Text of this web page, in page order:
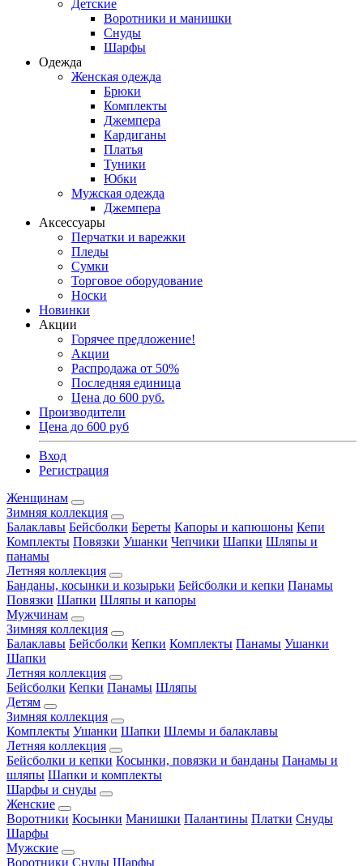
Детские
Воротники и манишки
Снуды
Шарфы
Одежда
Женская одежда
Брюки
Комплекты
Джемпера
Кардиганы
Платья
Туники
Юбки
Мужская одежда
Джемпера
Аксессуары
Перчатки и варежки
Пледы
Сумки
Торговое оборудование
Носки
Новинки
Акции
Горячее предложение!
Акции
Распродажа от 50%
Последняя единица
Цена до 600 руб.
Производители
Цена до 600 руб
Вход
Регистрация
Женщинам
Зимняя коллекция
Балаклавы Бейсболки Береты Капоры и капюшоны Кепи
Комплекты Повязки Ушанки Чепчики Шапки Шляпы и
панамы
Летняя коллекция
Банданы, косынки и козырьки Бейсболки и кепки Панамы
Повязки Шапки Шляпы и капоры
Мужчинам
Зимняя коллекция
Балаклавы Бейсболки Кепки Комплекты Панамы Ушанки
Шапки
Летняя коллекция
Бейсболки Кепки Панамы Шляпы
Детям
Зимняя коллекция
Комплекты Ушанки Шапки Шлемы и балаклавы
Летняя коллекция
Бейсболки и кепки Косынки, повязки и банданы Панамы и
шляпы Шапки и комплекты
Шарфы и снуды
Женские
Воротники Косынки Манишки Палантины Платки Снуды
Шарфы
Мужские
Воротники Снуды Шарфы